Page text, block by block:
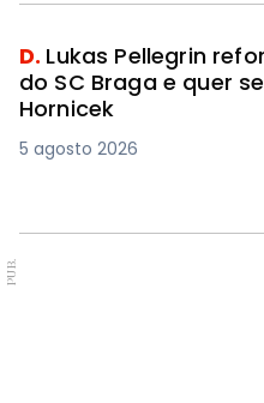
D. Lukas Pellegrin
do SC Braga e quer
Hornicek
5 agosto 2026
PUB.